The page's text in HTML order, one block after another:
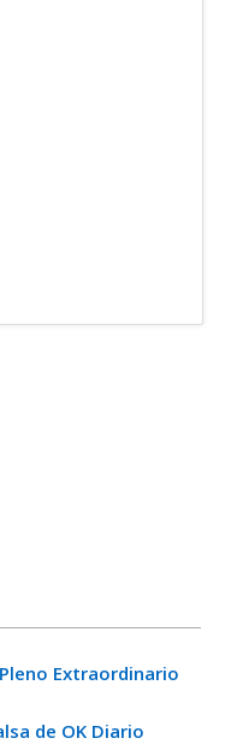
Extraordinario
de OK Diario